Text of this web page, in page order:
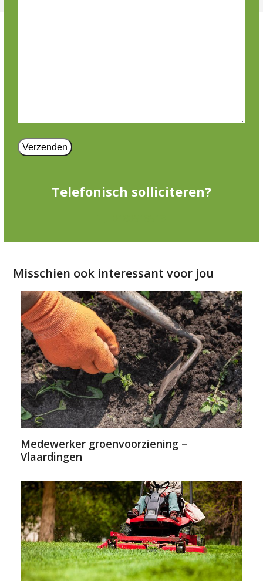
Telefonisch solliciteren?
Misschien ook interessant voor jou
Medewerker groenvoorziening –
Vlaardingen